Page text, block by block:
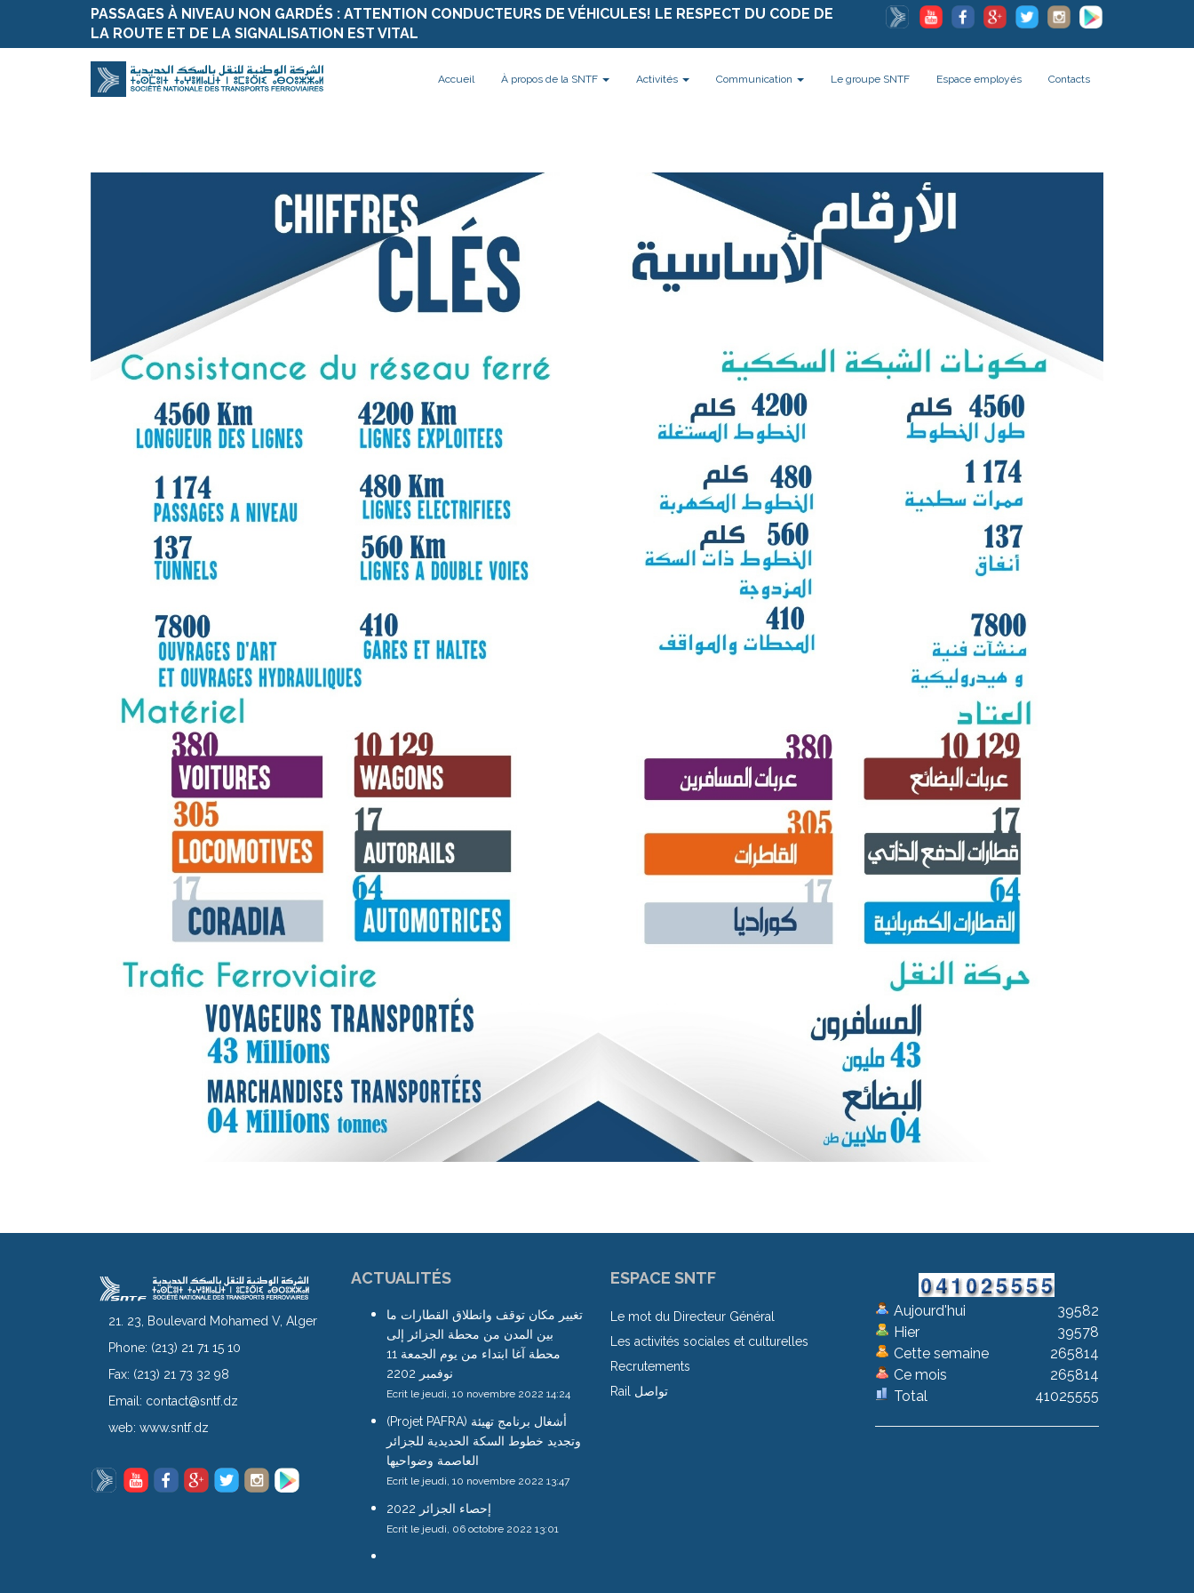
PASSAGES À NIVEAU NON GARDÉS : ATTENTION CONDUCTEURS DE VÉHICULES! LE RESPECT DU CODE DE
LA ROUTE ET DE LA SIGNALISATION EST VITAL
Accueil À propos de la SNTF Activités Communication Le groupe SNTF Espace employés Contacts
21. 23, Boulevard Mohamed V, Alger
Phone: (213) 21 71 15 10
Fax: (213) 21 73 32 98
Email: contact@sntf.dz
web: www.sntf.dz
ACTUALITÉS
تغيير مكان توقف وانطلاق القطارات ما
بين المدن من محطة الجزائر إلى
محطة آغا ابتداء من يوم الجمعة 11
نوفمبر 2202
Ecrit le jeudi, 10 novembre 2022 14:24
(Projet PAFRA) أشغال برنامج تهيئة
وتجديد خطوط السكة الحديدية للجزائر
العاصمة وضواحيها
Ecrit le jeudi, 10 novembre 2022 13:47
إحصاء الجزائر 2022
Ecrit le jeudi, 06 octobre 2022 13:01
ESPACE SNTF
Le mot du Directeur Général
Les activités sociales et culturelles
Recrutements
Rail تواصل
Aujourd'hui
Hier
Cette semaine
Ce mois
Total
39582
39578
265814
265814
41025555